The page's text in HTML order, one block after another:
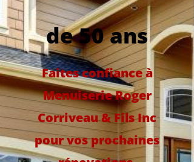
de 50 ans
Faites confiance à
Menuiserie Roger
Corriveau & Fils Inc
pour vos prochaines